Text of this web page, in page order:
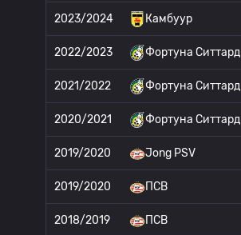
2023/2024 Камбуур
2022/2023 Фортуна Ситтард
2021/2022 Фортуна Ситтард
2020/2021 Фортуна Ситтард
2019/2020 Jong PSV
2019/2020 ПСВ
2018/2019 ПСВ